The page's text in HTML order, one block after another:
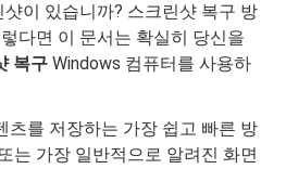
이 있습니까? 스크린샷 복구 방
다면 이 문서는 확실히 당신을
복구 Windows 컴퓨터를 사용하
츠를 저장하는 가장 쉽고 빠른 방
는 가장 일반적으로 알려진 화면